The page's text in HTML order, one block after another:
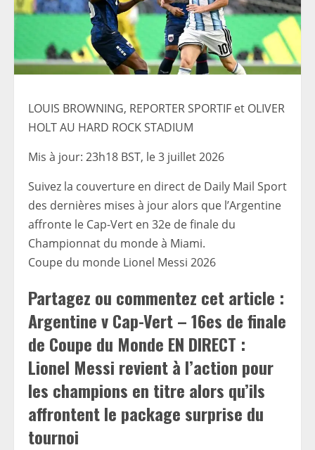
LOUIS BROWNING, REPORTER SPORTIF et OLIVER
HOLT AU HARD ROCK STADIUM
Mis à jour: 23h18 BST, le 3 juillet 2026
Suivez la couverture en direct de Daily Mail Sport
des dernières mises à jour alors que l’Argentine
affronte le Cap-Vert en 32e de finale du
Championnat du monde à Miami.
Coupe du monde Lionel Messi 2026
Partagez ou commentez cet article :
Argentine v Cap-Vert – 16es de finale
de Coupe du Monde EN DIRECT :
Lionel Messi revient à l’action pour
les champions en titre alors qu’ils
affrontent le package surprise du
tournoi